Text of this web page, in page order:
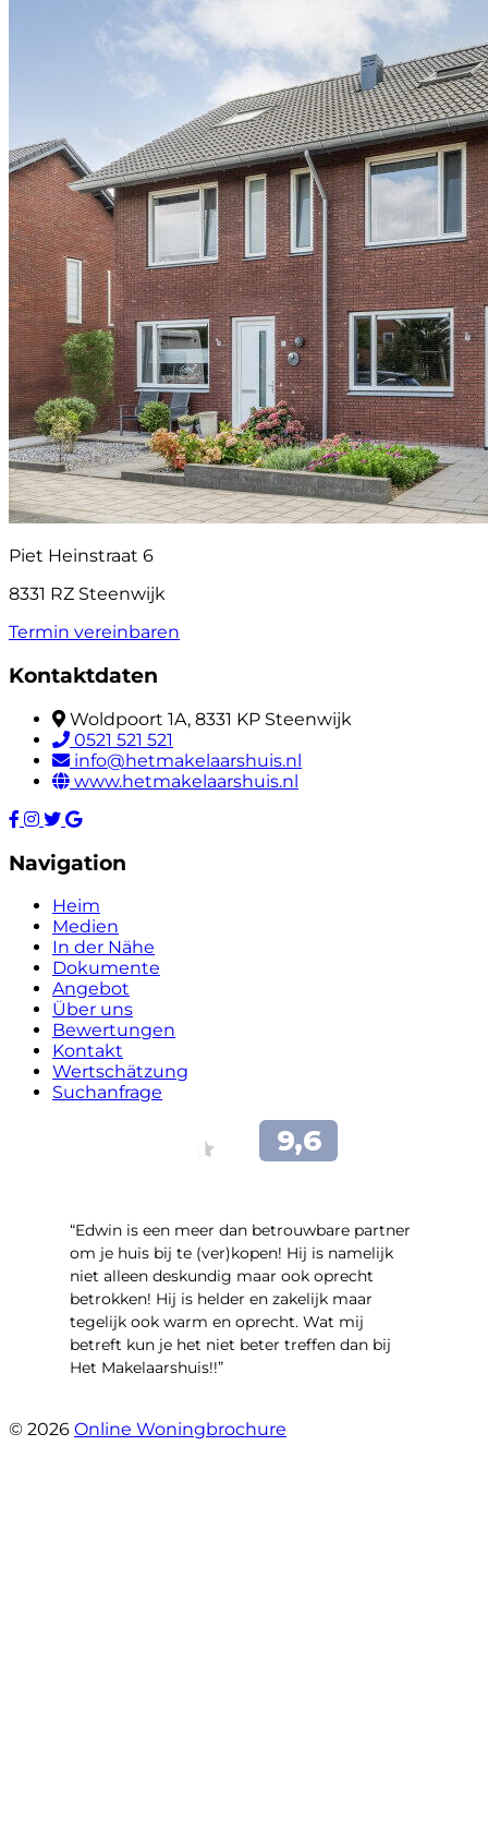
Piet Heinstraat 6
8331 RZ Steenwijk
Termin vereinbaren
Kontaktdaten
Woldpoort 1A, 8331 KP Steenwijk
0521 521 521
info@hetmakelaarshuis.nl
www.hetmakelaarshuis.nl
Navigation
Heim
Medien
In der Nähe
Dokumente
Angebot
Über uns
Bewertungen
Kontakt
Wertschätzung
Suchanfrage
“Edwin is een meer dan betrouwbare partner
om je huis bij te (ver)kopen! Hij is namelijk
niet alleen deskundig maar ook oprecht
betrokken! Hij is helder en zakelijk maar
tegelijk ook warm en oprecht. Wat mij
betreft kun je het niet beter treffen dan bij
Het Makelaarshuis!!”
© 2026 Online Woningbrochure